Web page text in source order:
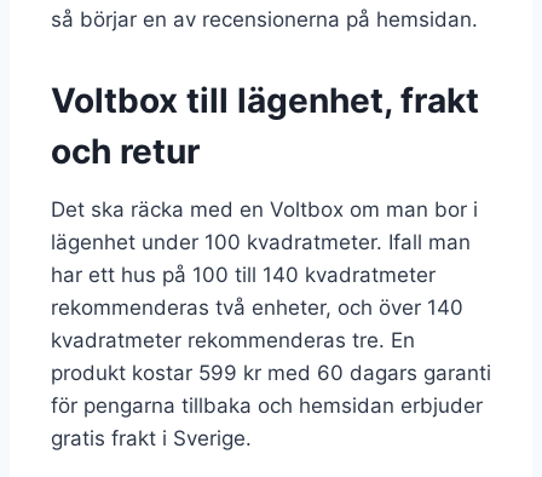
så börjar en av recensionerna på hemsidan.
Voltbox till lägenhet, frakt
och retur
Det ska räcka med en Voltbox om man bor i
lägenhet under 100 kvadratmeter. Ifall man
har ett hus på 100 till 140 kvadratmeter
rekommenderas två enheter, och över 140
kvadratmeter rekommenderas tre. En
produkt kostar 599 kr med 60 dagars garanti
för pengarna tillbaka och hemsidan erbjuder
gratis frakt i Sverige.